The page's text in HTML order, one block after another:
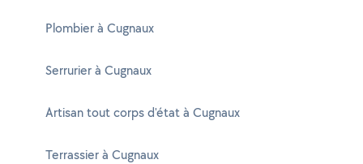
Plombier à Cugnaux
Serrurier à Cugnaux
Artisan tout corps d'état à Cugnaux
Terrassier à Cugnaux